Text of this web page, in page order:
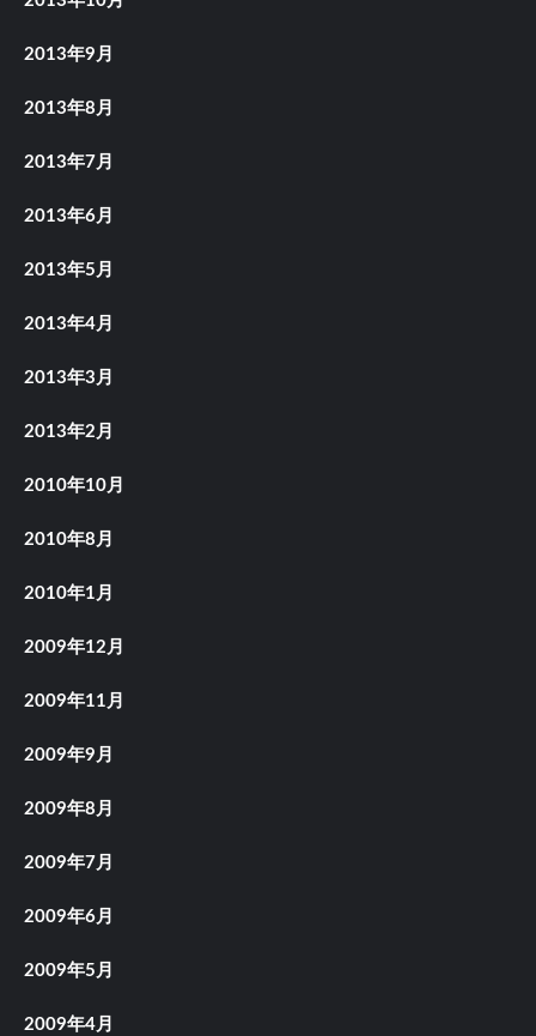
2013年9月
2013年8月
2013年7月
2013年6月
2013年5月
2013年4月
2013年3月
2013年2月
2010年10月
2010年8月
2010年1月
2009年12月
2009年11月
2009年9月
2009年8月
2009年7月
2009年6月
2009年5月
2009年4月